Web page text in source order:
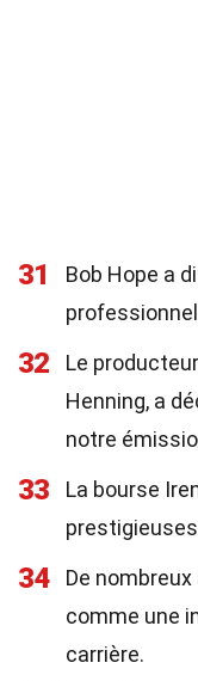
31
Bob Hope a
32
Le
Henning, a
notre
33
La bourse
34
De
comme une
carrière.